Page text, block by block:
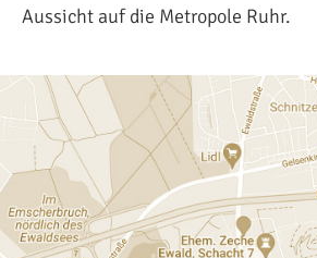
Aussicht auf die Metropole Ruhr.